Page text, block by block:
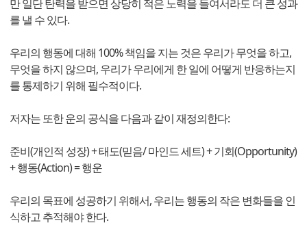
만 일단 탄력을 받으면 상당히 적은 노력을 들여서라도 더 큰 성과
를 낼 수 있다.
우리의 행동에 대해 100% 책임을 지는 것은 우리가 무엇을 하고,
무엇을 하지 않으며, 우리가 우리에게 한 일에 어떻게 반응하는지
를 통제하기 위해 필수적이다.
저자는 또한 운의 공식을 다음과 같이 재정의한다:
준비(개인적 성장) + 태도(믿음/ 마인드 세트) + 기회(Opportunity)
+ 행동(Action) = 행운
우리의 목표에 성공하기 위해서, 우리는 행동의 작은 변화들을 인
식하고 추적해야 한다.